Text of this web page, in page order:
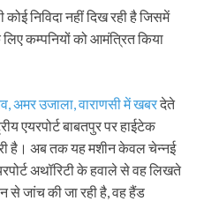
निविदा नहीं दिख रही है जिसमें
कम्पनियों को आमंत्रित किया
अमर उजाला, वाराणसी में खबरदेते
एयरपोर्ट बाबतपुर पर हाईटेक
है। अब तक यह मशीन केवल चेन्नई
अथॉरिटी के हवाले से वह लिखते
से जांच की जा रही है, वह हैंड